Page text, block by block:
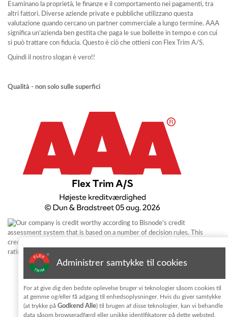
Esaminano la proprietà, le finanze e il comportamento nei pagamenti, tra
altri fattori. Diverse aziende private e pubbliche utilizzano questa
valutazione quando cercano un partner commerciale a lungo termine. AAA
significa un’azienda ben gestita che paga le sue bollette in tempo e con cui
si può trattare con fiducia. Questo è ciò che ottieni con Flex Trim A/S.
Quindi il nostro slogan è vero!!
Qualità - non solo sulle superfici
Ho letto e accetto i termini e le condizioni per il trattamento dei
Administrer samtykke til cookies
For at give dig den bedste oplevelse bruger vi teknologier såsom cookies til
at gemme og/eller få adgang til enhedsoplysninger. Hvis du giver samtykke
(at trykke påGodkend Alle) til brugen af disse teknologier, kan vi behandle
data såsom browseradfærd eller unikke identifikatorer på dette websted.